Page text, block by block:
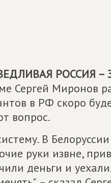
РОССИЯ –
Сергей Миронов
в РФ скоро
вопрос.
В
руки извне,
деньги и